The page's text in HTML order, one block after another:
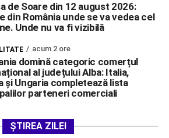
de Soare din 12 august 2026:
din România unde se va vedea cel
Unde nu va fi vizibilă
acum 2 ore
domină categoric comerțul
al județului Alba: Italia,
și Ungaria completează lista
parteneri comerciali
ȘTIREA ZILEI